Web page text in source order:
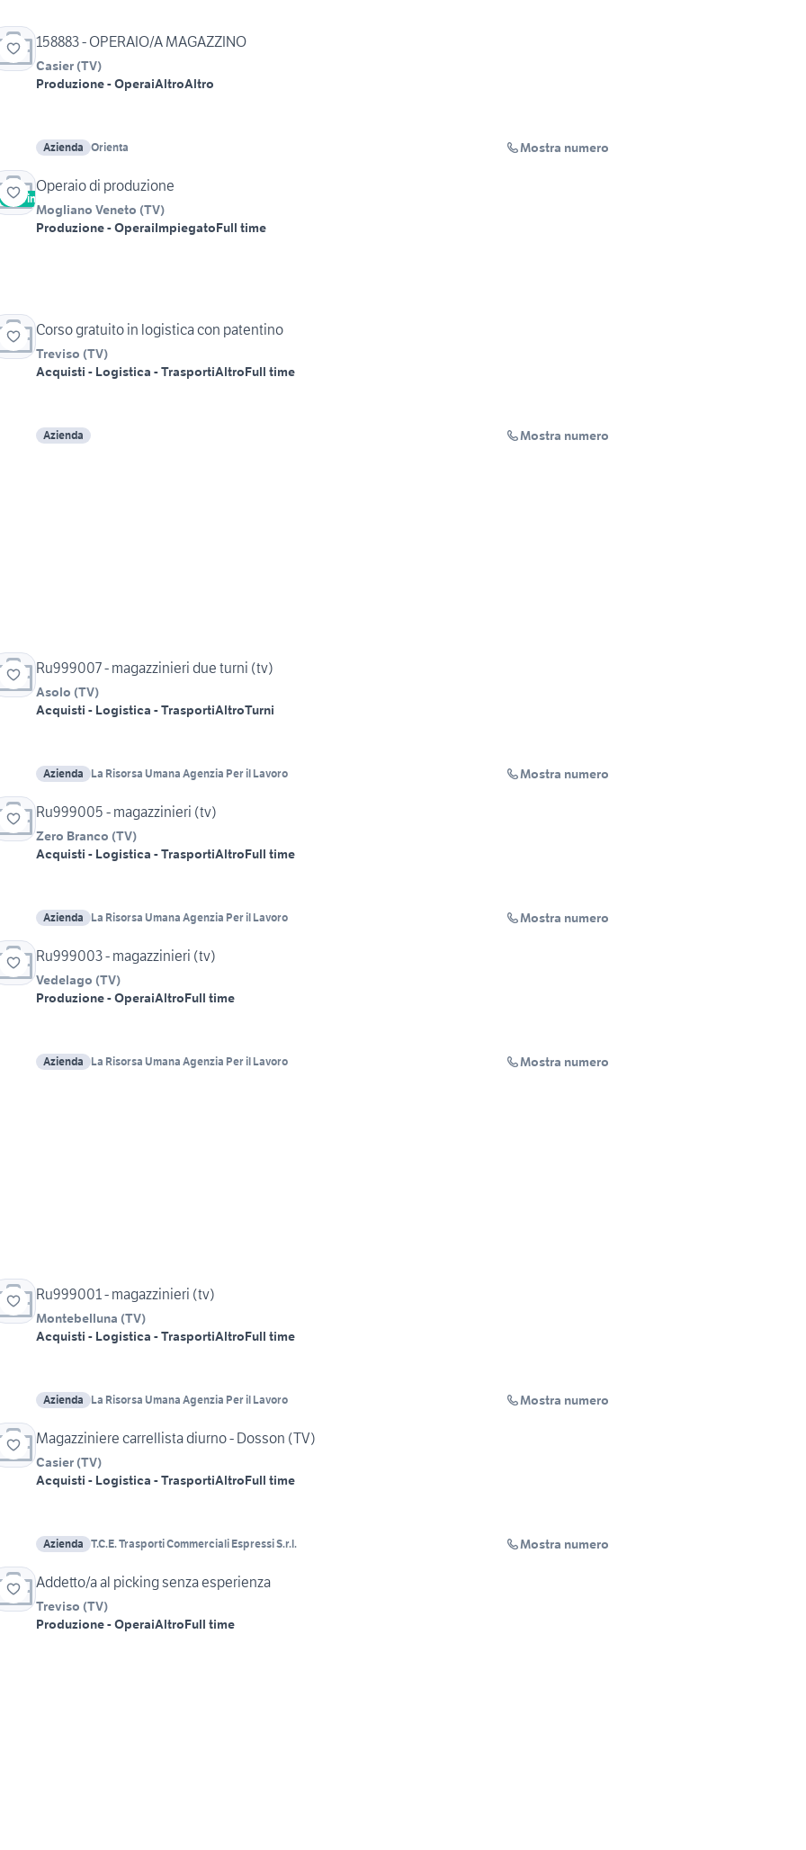
158883 - OPERAIO/A MAGAZZINO
Casier (TV)
Produzione - OperaiAltroAltro
Azienda Orienta Mostra numero
Vetrina
Operaio di produzione
Mogliano Veneto (TV)
Produzione - OperaiImpiegatoFull time
Corso gratuito in logistica con patentino
Treviso (TV)
Acquisti - Logistica - TrasportiAltroFull time
Azienda Mostra numero
Ru999007 - magazzinieri due turni (tv)
Asolo (TV)
Acquisti - Logistica - TrasportiAltroTurni
Azienda La Risorsa Umana Agenzia Per il Lavoro Mostra numero
Ru999005 - magazzinieri (tv)
Zero Branco (TV)
Acquisti - Logistica - TrasportiAltroFull time
Azienda La Risorsa Umana Agenzia Per il Lavoro Mostra numero
Ru999003 - magazzinieri (tv)
Vedelago (TV)
Produzione - OperaiAltroFull time
Azienda La Risorsa Umana Agenzia Per il Lavoro Mostra numero
Ru999001 - magazzinieri (tv)
Montebelluna (TV)
Acquisti - Logistica - TrasportiAltroFull time
Azienda La Risorsa Umana Agenzia Per il Lavoro Mostra numero
Magazziniere carrellista diurno - Dosson (TV)
Casier (TV)
Acquisti - Logistica - TrasportiAltroFull time
Azienda T.C.E. Trasporti Commerciali Espressi S.r.l. Mostra numero
Addetto/a al picking senza esperienza
Treviso (TV)
Produzione - OperaiAltroFull time